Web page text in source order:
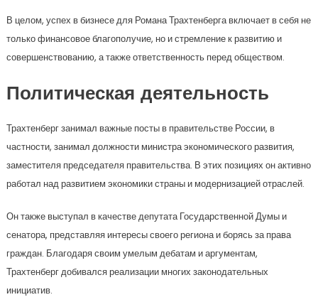
В целом, успех в бизнесе для Романа Трахтенберга включает в себя не
только финансовое благополучие, но и стремление к развитию и
совершенствованию, а также ответственность перед обществом.
Политическая деятельность
Трахтенберг занимал важные посты в правительстве России, в
частности, занимал должности министра экономического развития,
заместителя председателя правительства. В этих позициях он активно
работал над развитием экономики страны и модернизацией отраслей.
Он также выступал в качестве депутата Государственной Думы и
сенатора, представляя интересы своего региона и борясь за права
граждан. Благодаря своим умелым дебатам и аргументам,
Трахтенберг добивался реализации многих законодательных
инициатив.